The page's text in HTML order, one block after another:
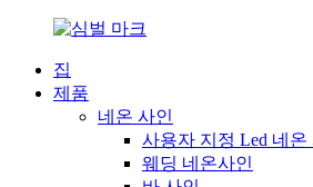
집
제품
네온 사인
사용자 지정 Led 네온
웨딩 네온사인